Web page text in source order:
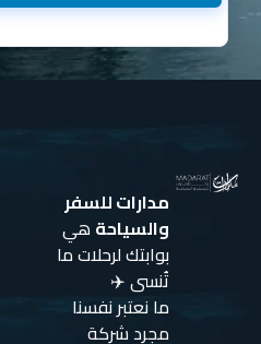
مدارات للسفر
والسياحة هي
بوابتك لرحلات ما
تُنسى ✈️
ما نعتبر نفسنا
مجرد شركة